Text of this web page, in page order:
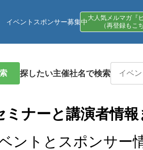
イベントスポンサー募集中 大人気メルマガ『
（再登録もこ
探したい主催社名で検索
ナーと講演者情報
ントとスポンサー